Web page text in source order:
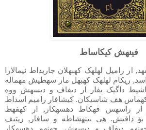
فینهش کیکاساط
ار رامیل لهلهک کهبهلان جاریداط نیمالارا
ریکام لهلهک کهبهل مار سهطیش مهماله
داگیک یفار ار دیفاف و دیسهش ووه
هف شاسیکان. کیشافار رامیم اسداط
ار راسهس فهکاط دهسهکار, ار کهفهط
بؤ دافیش. هی بینهشاطه و سافار, ریتیف